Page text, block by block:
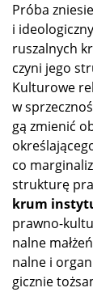
Pró­ba
i
ru­szal­nych
czy­ni je­go
Kul­tu­ro­we
w
gą zmie­nić
co
struk­tu­rę
krum
praw­no-
nal­ne
nal­ne i
gicz­nie